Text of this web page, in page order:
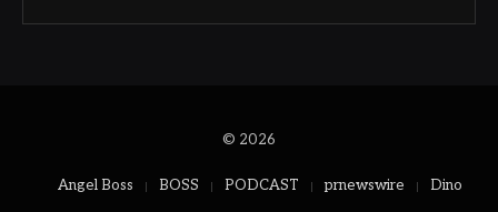
© 2026
Angel Boss BOSS PODCAST prnewswire Dino